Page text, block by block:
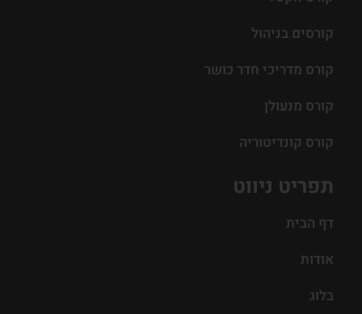
תפריט ניווט
דף הבית
אודות
בלוג
קורסים בניהול
קורס מדריכי חדר כושר
קורס מנעולן
קורס קונדיטוריה